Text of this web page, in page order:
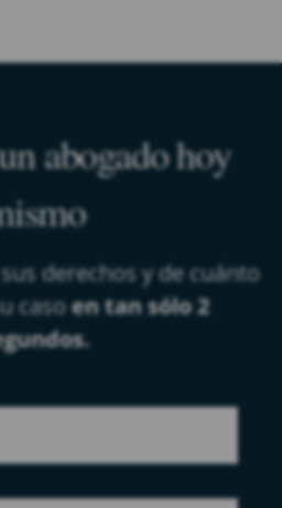
abogado hoy
derechos y de cuánto
casoen tan sólo 2